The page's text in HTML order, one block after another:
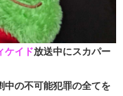
ケイド放送中にスカパー
中の不可能犯罪の全てを